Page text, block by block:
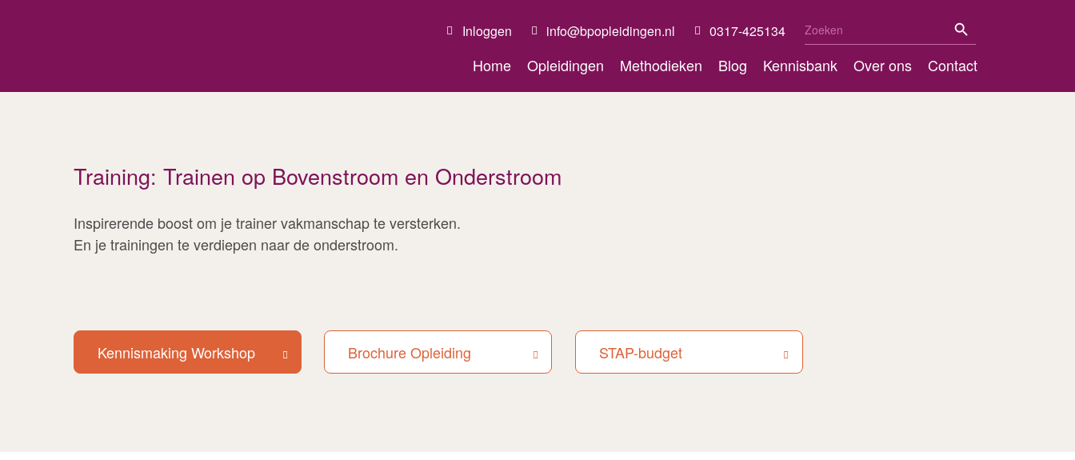
Inloggen info@bpopleidingen.nl 0317-425134 Zoek
naar:
Home Opleidingen Methodieken Blog Kennisbank Over ons Contact
Training: Trainen op Bovenstroom en Onderstroom
Inspirerende boost om je trainer vakmanschap te versterken.
En je trainingen te verdiepen naar de onderstroom.
Kennismaking Workshop Brochure Opleiding STAP-budget